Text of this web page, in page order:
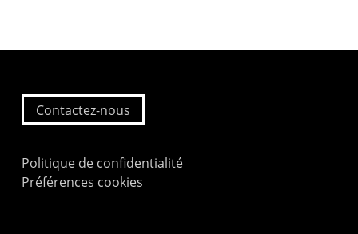
Contactez-nous
Politique de confidentialité
Préférences cookies